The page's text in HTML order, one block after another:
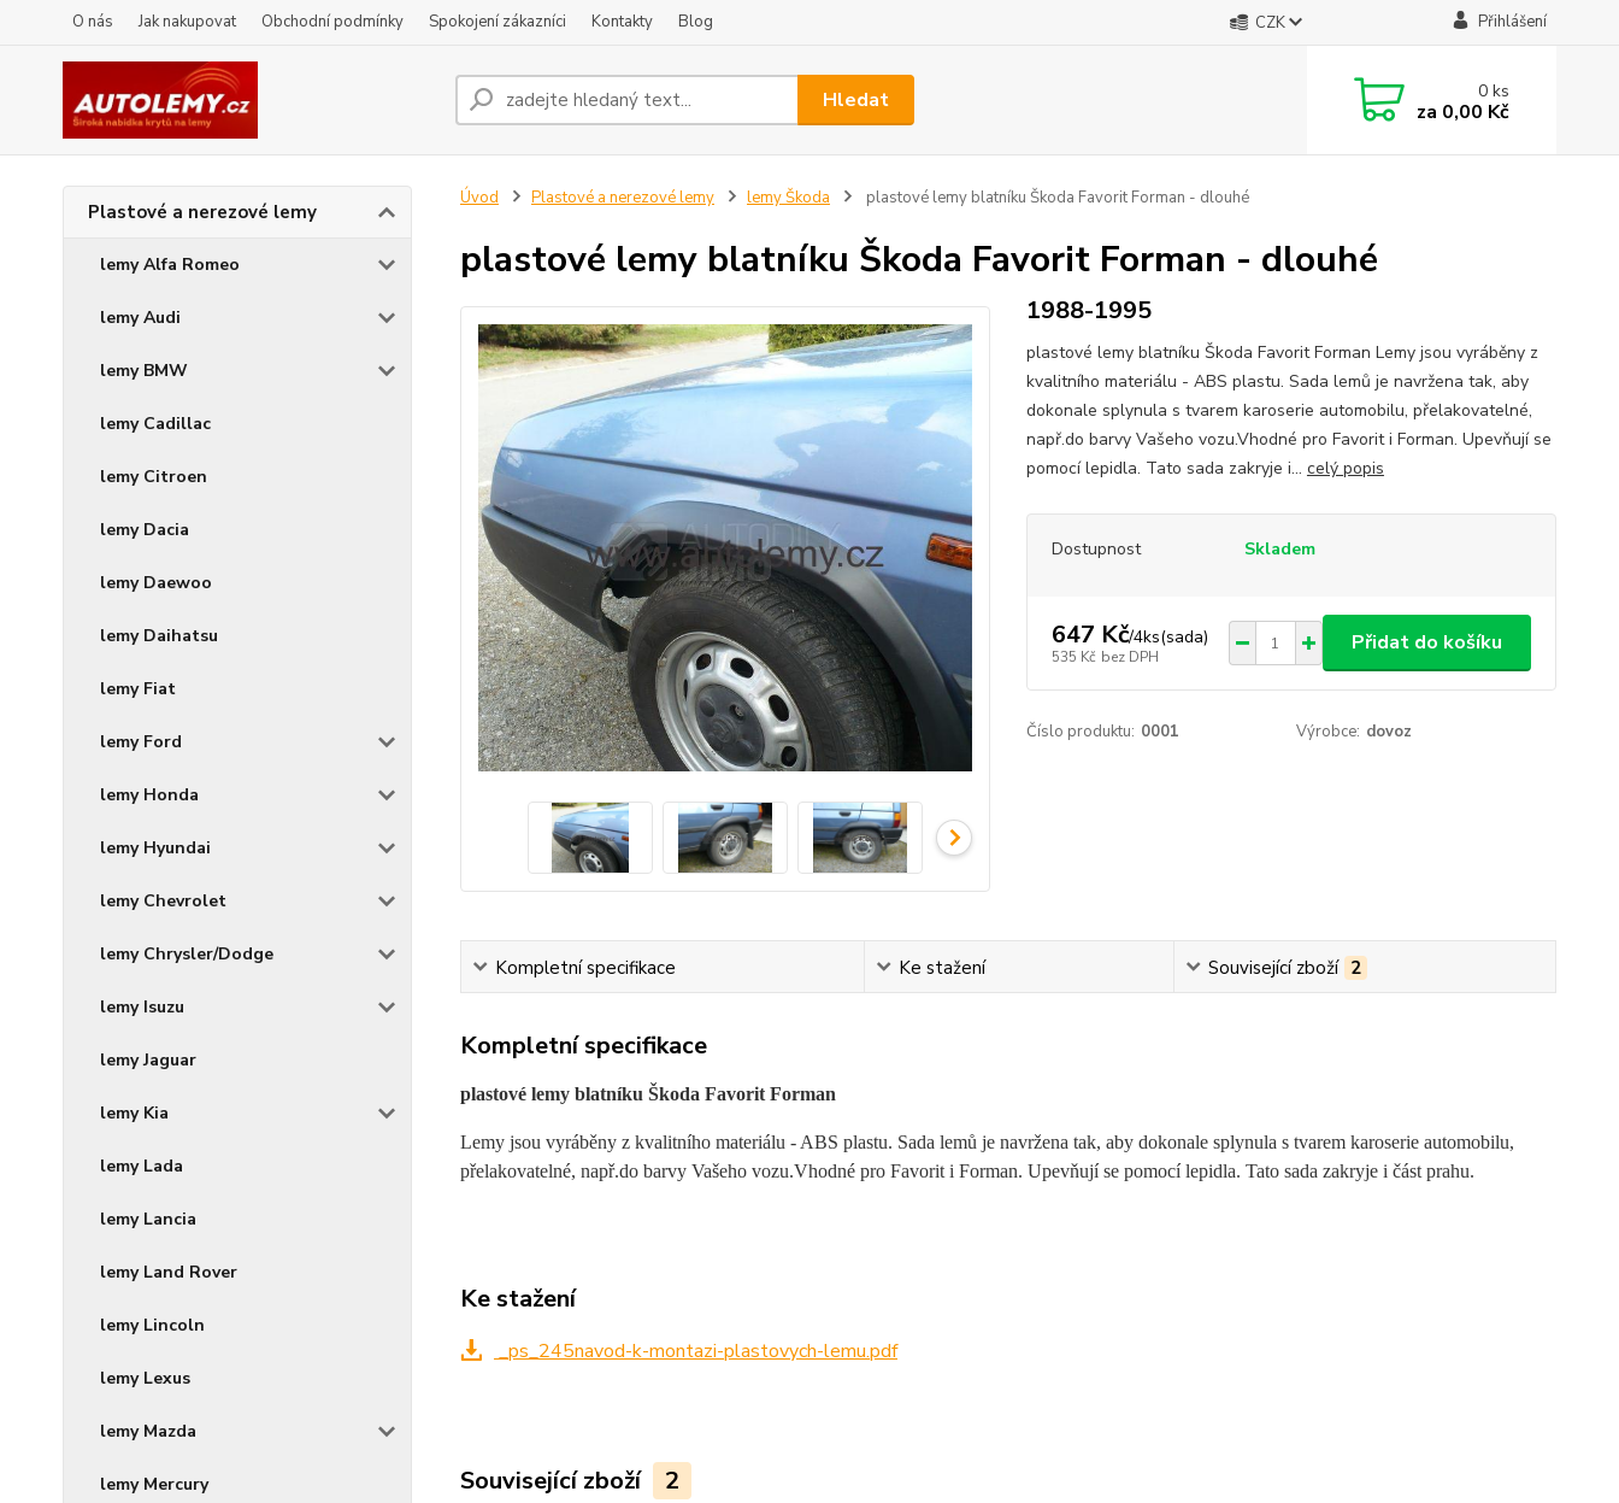
O nás Jak nakupovat Obchodní podmínky Spokojení zákazníci Kontakty Blog CZK Přihlášení
Hledat 0ks
za 0,00 Kč
Plastové a nerezové lemy
lemy Alfa Romeo
lemy Audi
lemy BMW
lemy Cadillac
lemy Citroen
lemy Dacia
lemy Daewoo
lemy Daihatsu
lemy Fiat
lemy Ford
lemy Honda
lemy Hyundai
lemy Chevrolet
lemy Chrysler/Dodge
lemy Isuzu
lemy Jaguar
lemy Kia
lemy Lada
lemy Lancia
lemy Land Rover
lemy Lincoln
lemy Lexus
lemy Mazda
lemy Mercury
Úvod Plastové a nerezové lemy lemy Škoda plastové lemy blatníku Škoda Favorit Forman - dlouhé
plastové lemy blatníku Škoda Favorit Forman - dlouhé
1988-1995
plastové lemy blatníku Škoda Favorit Forman Lemy jsou vyráběny z
kvalitního materiálu - ABS plastu. Sada lemů je navržena tak, aby
dokonale splynula s tvarem karoserie automobilu, přelakovatelné,
např.do barvy Vašeho vozu.Vhodné pro Favorit i Forman. Upevňují se
pomocí lepidla. Tato sada zakryje i... celý popis
Dostupnost Skladem
647 Kč/4ks(sada)
535 Kč bez DPH
Přidat do košíku
Číslo produktu: 0001 Výrobce: dovoz
Kompletní specifikace Ke stažení Související zboží 2
Kompletní specifikace
plastové lemy blatníku Škoda Favorit Forman
Lemy jsou vyráběny z kvalitního materiálu - ABS plastu. Sada lemů je navržena tak, aby dokonale splynula s tvarem karoserie automobilu,
přelakovatelné, např.do barvy Vašeho vozu.Vhodné pro Favorit i Forman. Upevňují se pomocí lepidla. Tato sada zakryje i část prahu.
Ke stažení
_ps_245navod-k-montazi-plastovych-lemu.pdf
Související zboží 2